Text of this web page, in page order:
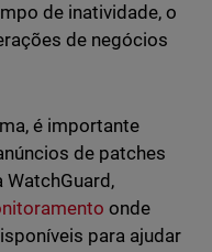
de inatividade, o
de negócios
é importante
de patches
onde
para ajudar